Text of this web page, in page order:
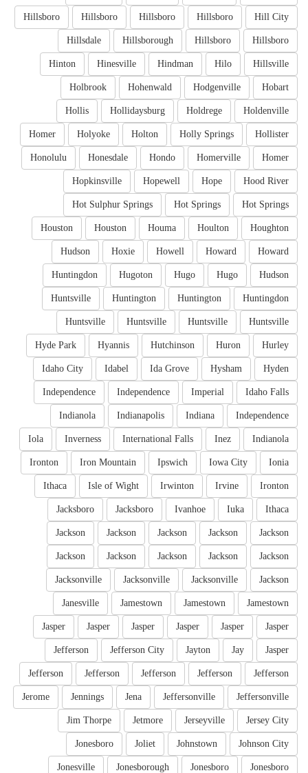
Hill City
Hillsboro
Hillsboro
Hillsboro
Hillsboro
Hillsboro
Hillsboro
Hillsborough
Hillsdale
Hillsville
Hilo
Hindman
Hinesville
Hinton
Hobart
Hodgenville
Hohenwald
Holbrook
Holdenville
Holdrege
Hollidaysburg
Hollis
Hollister
Holly Springs
Holton
Holyoke
Homer
Homer
Homerville
Hondo
Honesdale
Honolulu
Hood River
Hope
Hopewell
Hopkinsville
Hot Springs
Hot Springs
Hot Sulphur Springs
Houghton
Houlton
Houma
Houston
Houston
Howard
Howard
Howell
Hoxie
Hudson
Hudson
Hugo
Hugo
Hugoton
Huntingdon
Huntingdon
Huntington
Huntington
Huntsville
Huntsville
Huntsville
Huntsville
Huntsville
Hurley
Huron
Hutchinson
Hyannis
Hyde Park
Hyden
Hysham
Ida Grove
Idabel
Idaho City
Idaho Falls
Imperial
Independence
Independence
Independence
Indiana
Indianapolis
Indianola
Indianola
Inez
International Falls
Inverness
Iola
Ionia
Iowa City
Ipswich
Iron Mountain
Ironton
Ironton
Irvine
Irwinton
Isle of Wight
Ithaca
Ithaca
Iuka
Ivanhoe
Jacksboro
Jacksboro
Jackson
Jackson
Jackson
Jackson
Jackson
Jackson
Jackson
Jackson
Jackson
Jackson
Jackson
Jacksonville
Jacksonville
Jacksonville
Jamestown
Jamestown
Jamestown
Janesville
Jasper
Jasper
Jasper
Jasper
Jasper
Jasper
Jasper
Jay
Jayton
Jefferson City
Jefferson
Jefferson
Jefferson
Jefferson
Jefferson
Jefferson
Jeffersonville
Jeffersonville
Jena
Jennings
Jerome
Jersey City
Jerseyville
Jetmore
Jim Thorpe
Johnson City
Johnstown
Joliet
Jonesboro
Jonesboro
Jonesboro
Jonesborough
Jonesville